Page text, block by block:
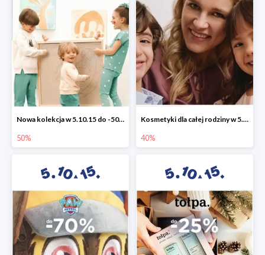
Nowa kolekcja w 5.10.15 do -50%
50%
Kosmetyki dla całej rodziny w 5.10.15 do -40%
40%